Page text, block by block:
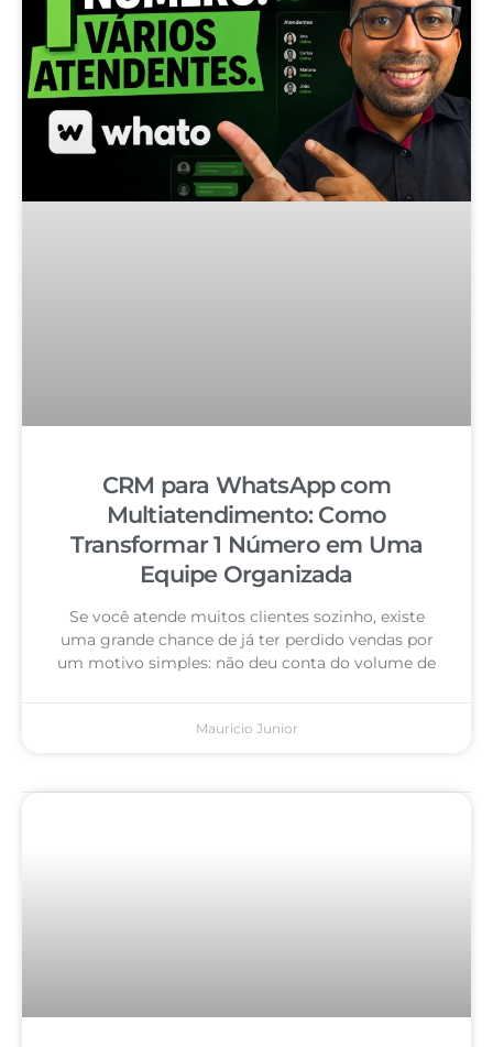
CRM para WhatsApp com
Multiatendimento: Como
Transformar 1 Número em Uma
Equipe Organizada
Se você atende muitos clientes sozinho, existe
uma grande chance de já ter perdido vendas por
um motivo simples: não deu conta do volume de
Mauricio Junior